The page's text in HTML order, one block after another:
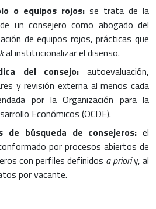
o equipos rojos:se trata de la
un consejero como abogado del
de equipos rojos, prácticas que
al institucionalizar el disenso.
del consejo: autoevaluación,
y revisión externa al menos cada
por la Organización para la
Económicos (OCDE).
de búsqueda de consejeros: el
por procesos abiertos de
con perfiles definidos a prioriy, al
por vacante.